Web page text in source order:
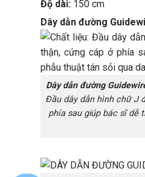
Độ dài: 150 cm
Dây dẫn đường
Dây dẫn đường
Đầu dây dẫn hình chữ J
phía sau giúp bác sĩ dễ